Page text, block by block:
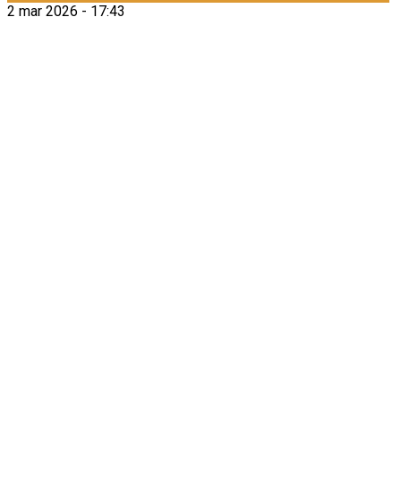
2 mar 2026 - 17:43